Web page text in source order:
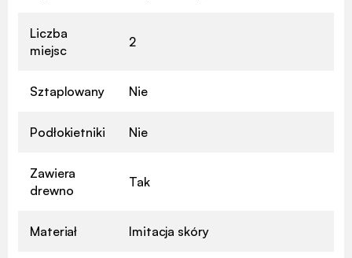
Liczba
miejsc
2
Sztaplowany Nie
Podłokietniki Nie
Zawiera
drewno
Tak
Materiał Imitacja skóry